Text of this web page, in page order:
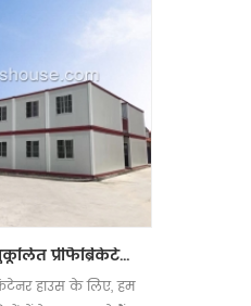
चीन प्रदायक अनुकूलित प्रीफैब्रिकेटेड तीन मंजिला कंटेनर कार्यालय
हाउस के लिए, हम